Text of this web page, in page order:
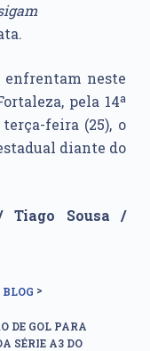
enfrentam neste
pela 14ª
feira (25), o
diante do
Tiago Sousa /
BLOG >
DE GOL PARA
SÉRIE A3 DO